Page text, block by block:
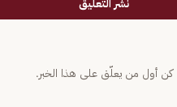
نشر التعليق
كن أول من يعلّق على هذا الخبر.